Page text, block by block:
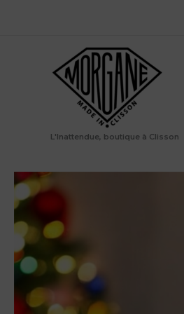
L'Inattendue, boutique à Clisson